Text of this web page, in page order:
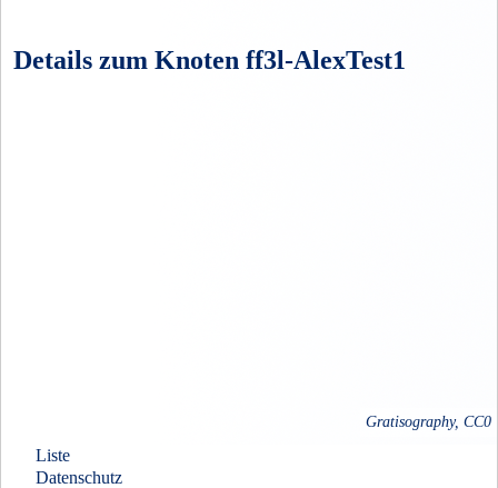
Details zum Knoten ff3l-AlexTest1
Gratisography, CC0
Liste
Datenschutz